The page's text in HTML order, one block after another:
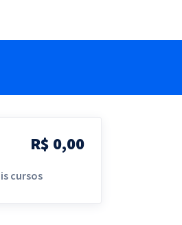
R$ 0,00
cursos